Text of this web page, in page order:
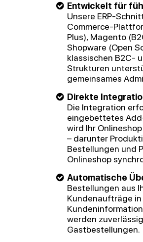
Entwickelt für
Unsere ERP-
Commerce-
Plus), Magento
Shopware (Open
klassischen B2C-
Strukturen
gemeinsames
Direkte
Die Integration
eingebettetes
wird Ihr
– darunter
Bestellungen und
Onlineshop
Automatische
Bestellungen aus
Kundenaufträge in
werden
Gastbestellungen.